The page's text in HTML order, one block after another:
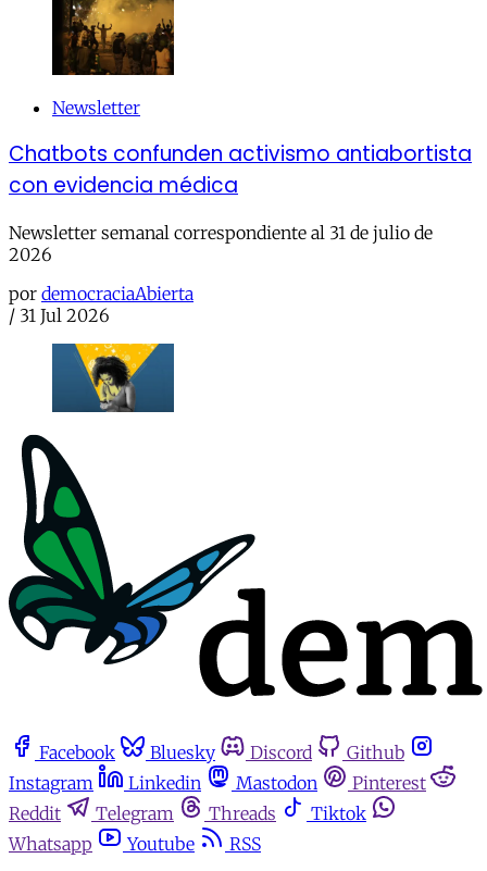
Newsletter
Chatbots confunden activismo antiabortista
con evidencia médica
Newsletter semanal correspondiente al 31 de julio de
2026
por democraciaAbierta
/ 31 Jul 2026
Facebook Bluesky Discord
Github
Instagram
Linkedin Mastodon
Pinterest
Reddit
Telegram Threads
Tiktok
Whatsapp
Youtube
RSS